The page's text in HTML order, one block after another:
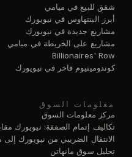
شقق للبيع في ميامي
أبرز البنتهاوس في نيويورك
مشاريع جديدة في نيويورك
مشاريع على الخريطة في ميامي
Billionaires' Row
كوندومينيوم فاخر في نيويورك
معلومات السوق
مركز معلومات السوق
تكاليف إتمام الصفقة: نيويورك
الانتقال الضريبي من نيويورك إلى
تحليل سوق مانهاتن